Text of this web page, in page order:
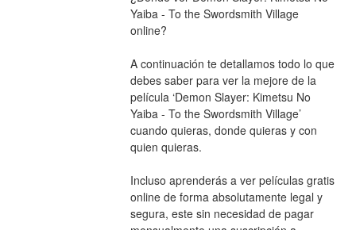
Yaiba - To the Swordsmith Village
online?
A continuación te detallamos todo lo que
debes saber para ver la mejore de la
película ‘Demon Slayer: Kimetsu No
Yaiba - To the Swordsmith Village’
cuando quieras, donde quieras y con
quien quieras.
Incluso aprenderás a ver películas gratis
online de forma absolutamente legal y
segura, este sin necesidad de pagar